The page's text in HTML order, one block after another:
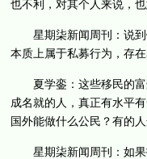
也不利，对其个人来说，
星期柒新闻周刊：说到
本质上属于私募行为，存
夏学銮：这些移民的富
成名就的人，真正有水平
国外能做什么公民？有的
星期柒新闻周刊：如果